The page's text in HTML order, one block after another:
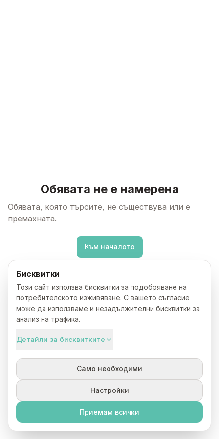
Обявата не е намерена
Обявата, която търсите, не съществува или е
премахната.
Към началото
Бисквитки
Този сайт използва бисквитки за подобряване на
потребителското изживяване. С вашето съгласие
може да използваме и незадължителни бисквитки за
анализ на трафика.
Детайли за бисквитките
Само необходими
Настройки
Приемам всички